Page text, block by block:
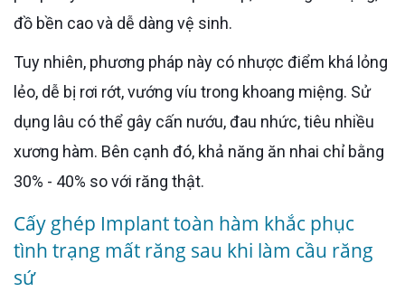
đồ bền cao và dễ dàng vệ sinh.
Tuy nhiên, phương pháp này có nhược điểm khá lỏng
lẻo, dễ bị rơi rớt, vướng víu trong khoang miệng. Sử
dụng lâu có thể gây cấn nướu, đau nhức, tiêu nhiều
xương hàm. Bên cạnh đó, khả năng ăn nhai chỉ bằng
30% - 40% so với răng thật.
Cấy ghép Implant toàn hàm khắc phục
tình trạng mất răng sau khi làm cầu răng
sứ